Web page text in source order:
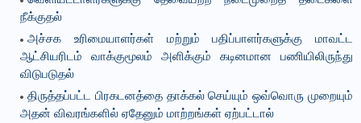
நீக்குதல்
அச்சக உரிமையாளர்கள் மற்றும் பதிப்பாளர்களுக்கு மாவட்ட
ஆட்சியரிடம் வாக்குமூலம் அளிக்கும் கடினமான பணியிலிருந்து
விடுபடுதல்
திருத்தப்பட்ட பிரகடனத்தை தாக்கல் செய்யும் ஒவ்வொரு முறையும்
அதன் விவரங்களில் ஏதேனும் மாற்றங்கள் ஏற்பட்டால்